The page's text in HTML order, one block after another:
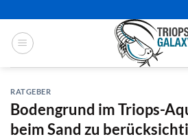
springen
RATGEBER
Bodengrund im Triops-
beim Sand zu